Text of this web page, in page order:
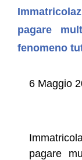
pagare
fenomeno
6 Maggio
pagare